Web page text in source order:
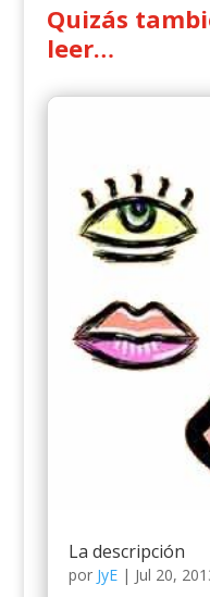
Quizás
leer…
La descripción
por JyE| Jul 20,